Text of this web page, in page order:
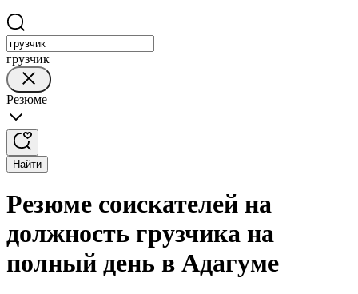
грузчик
Резюме
Найти
Резюме соискателей на
должность грузчика на
полный день в Адагуме